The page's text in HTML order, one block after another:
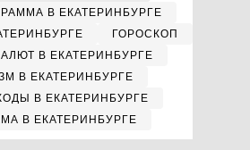
В ЕКАТЕРИНБУРГЕ
ГОРОСКОП
В ЕКАТЕРИНБУРГЕ
В ЕКАТЕРИНБУРГЕ
В ЕКАТЕРИНБУРГЕ
В ЕКАТЕРИНБУРГЕ